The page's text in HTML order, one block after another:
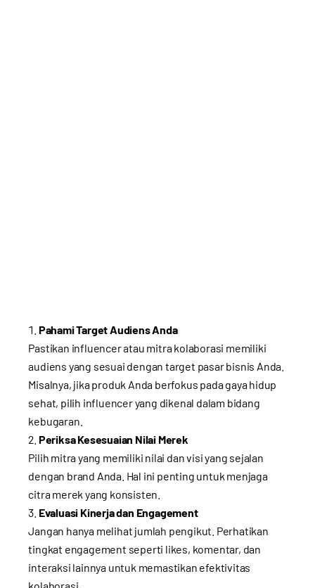
Pahami Target Audiens Anda
Pastikan influencer atau mitra kolaborasi memiliki
audiens yang sesuai dengan target pasar bisnis Anda.
Misalnya, jika produk Anda berfokus pada gaya hidup
sehat, pilih influencer yang dikenal dalam bidang
kebugaran.
Periksa Kesesuaian Nilai Merek
Pilih mitra yang memiliki nilai dan visi yang sejalan
dengan brand Anda. Hal ini penting untuk menjaga
citra merek yang konsisten.
Evaluasi Kinerja dan Engagement
Jangan hanya melihat jumlah pengikut. Perhatikan
tingkat engagement seperti likes, komentar, dan
interaksi lainnya untuk memastikan efektivitas